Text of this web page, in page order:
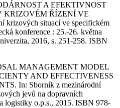
A EFEKTIVNOST
KRIZOVÉM ŘÍZENÍ VE
krizových situací ve specifickém
konference : 25.-26. května
2016, s. 251-258. ISBN
MANAGEMENT MODEL
AND EFFECTIVENESS
In: Sborník z mezinárodní
jevů na dopravních
logistiky o.p.s., 2015. ISBN 978-